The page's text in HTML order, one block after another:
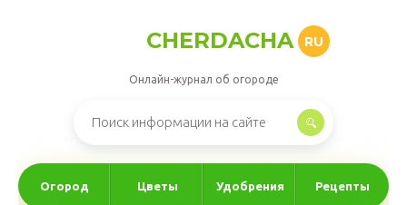
CHERDACHA RU
Онлайн-журнал об огороде
Огород Цветы Удобрения Рецепты